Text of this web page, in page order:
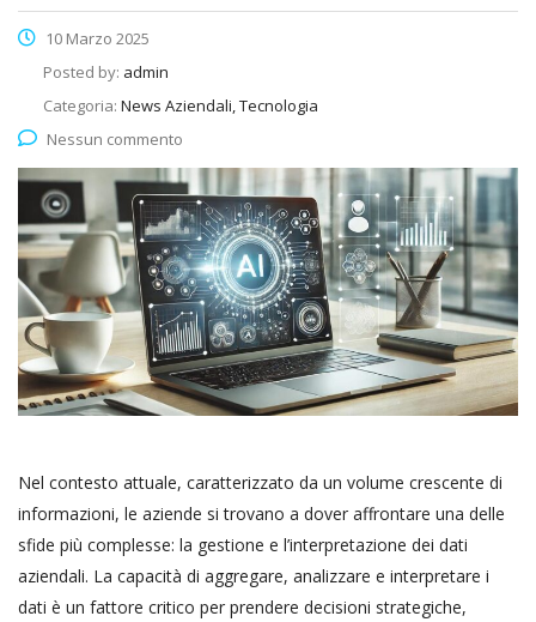
10 Marzo 2025
Posted by: admin
Categoria: News Aziendali, Tecnologia
Nessun commento
Nel contesto attuale, caratterizzato da un volume crescente di
informazioni, le aziende si trovano a dover affrontare una delle
sfide più complesse: la gestione e l’interpretazione dei dati
aziendali. La capacità di aggregare, analizzare e interpretare i
dati è un fattore critico per prendere decisioni strategiche,